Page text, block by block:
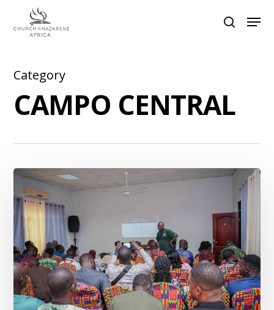
Hit enter to search or ESC to close
Category
CAMPO CENTRAL